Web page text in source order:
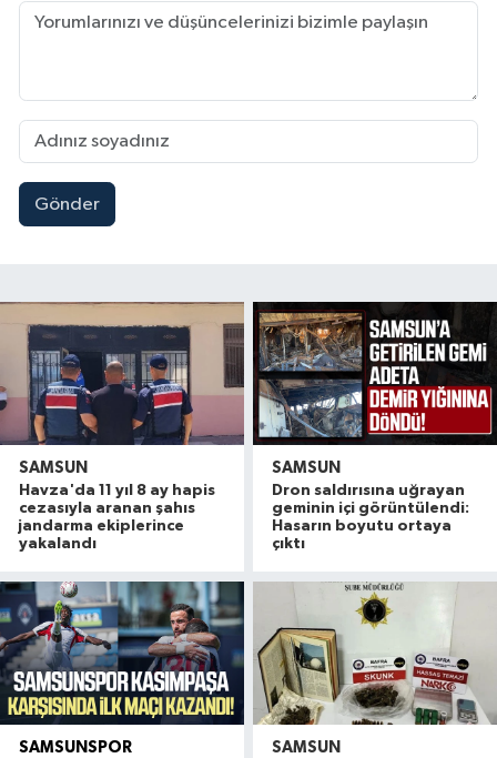
Gönder
SAMSUN
Havza'da 11 yıl 8 ay hapis
cezasıyla aranan şahıs
jandarma ekiplerince
yakalandı
SAMSUN
Dron saldırısına uğrayan
geminin içi görüntülendi:
Hasarın boyutu ortaya
çıktı
SAMSUNSPOR SAMSUN